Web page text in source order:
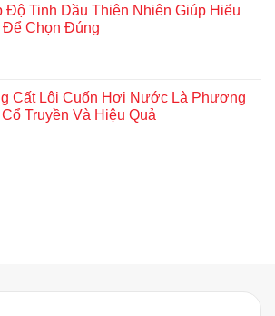
Độ Tinh Dầu Thiên Nhiên Giúp Hiểu
Chọn Đúng
Cất Lôi Cuốn Hơi Nước Là Phương
Truyền Và Hiệu Quả